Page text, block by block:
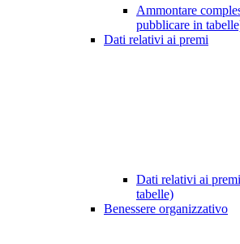
Ammontare
pubblicare in
Dati relativi ai premi
Dati relativi ai
tabelle)
Benessere organizzativo